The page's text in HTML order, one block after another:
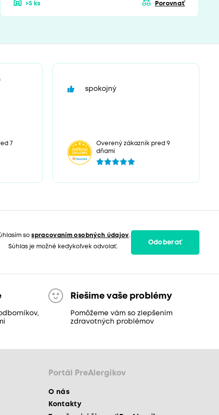
>5 ks Porovnať
7
spokojný
Overený zákazník pred 9
dňami
sospracovaním osobných údajov.
Súhlas je možné kedykoľvek odvolať.
Odoberať
Riešime vaše problémy
Pomôžeme vám so zlepšením
zdravotných problémov
Portál PreAlergikov
O nás
Kontakty